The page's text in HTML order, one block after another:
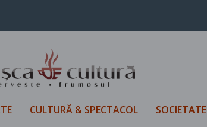
CULTURĂ & SPECTACOL SOCIETATE